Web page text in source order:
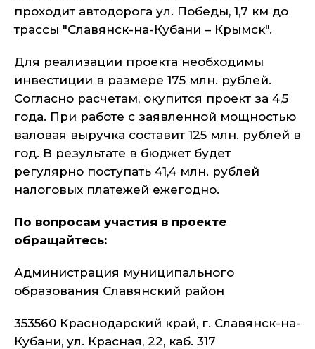
проходит автодорога ул. Победы, 1,7 км до
трассы "Славянск-на-Кубани – Крымск".
Для реализации проекта необходимы
инвестиции в размере 175 млн. рублей.
Согласно расчетам, окупится проект за 4,5
года. При работе с заявленной мощностью
валовая выручка составит 125 млн. рублей в
год. В результате в бюджет будет
регулярно поступать 41,4 млн. рублей
налоговых платежей ежегодно.
По вопросам участия в проекте
обращайтесь:
Администрация муниципального
образования Славянский район
353560 Краснодарский край, г. Славянск-на-
Кубани, ул. Красная, 22, каб. 317